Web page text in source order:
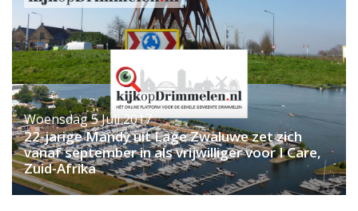
Woensdag 5 Juli 2017
22-jarige Mandy uit Lage Zwaluwe zet zich
vanaf september in als vrijwilliger voor I Care,
Zuid-Afrika